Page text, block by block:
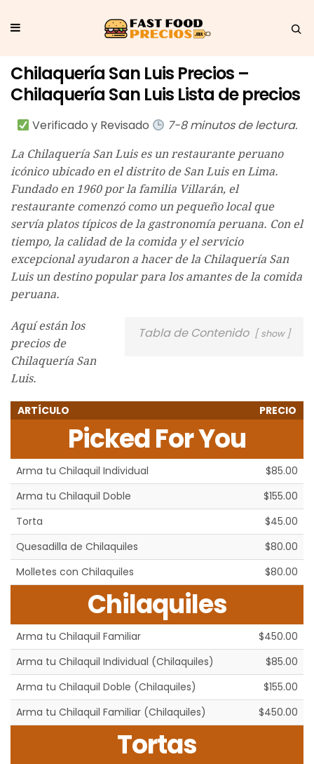
Chilaquería San Luis Precios –
Chilaquería San Luis Lista de precios
Verificado y Revisado 7-8 minutos de lectura.
La Chilaquería San Luis es un restaurante peruano
icónico ubicado en el distrito de San Luis en Lima.
Fundado en 1960 por la familia Villarán, el
restaurante comenzó como un pequeño local que
servía platos típicos de la gastronomía peruana. Con el
tiempo, la calidad de la comida y el servicio
excepcional ayudaron a hacer de la Chilaquería San
Luis un destino popular para los amantes de la comida
peruana.
Tabla de Contenido show
Aquí están los
precios de
Chilaquería San
Luis.
ARTÍCULO PRECIO
Picked For You
Arma tu Chilaquil Individual
$85.00
Arma tu Chilaquil Doble
$155.00
Torta
$45.00
Quesadilla de Chilaquiles
$80.00
Molletes con Chilaquiles
$80.00
Chilaquiles
Arma tu Chilaquil Familiar
$450.00
Arma tu Chilaquil Individual (Chilaquiles)
$85.00
Arma tu Chilaquil Doble (Chilaquiles)
$155.00
Arma tu Chilaquil Familiar (Chilaquiles)
$450.00
Tortas